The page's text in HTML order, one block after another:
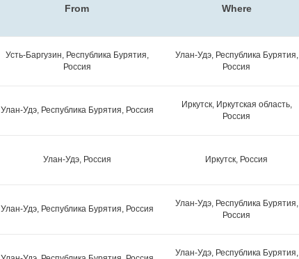
From Where
Усть-Баргузин, Республика Бурятия,
Россия
Улан-Удэ, Республика Бурятия,
Россия
Улан-Удэ, Республика Бурятия, Россия
Иркутск, Иркутская область,
Россия
Улан-Удэ, Россия Иркутск, Россия
Улан-Удэ, Республика Бурятия, Россия
Улан-Удэ, Республика Бурятия,
Россия
Улан-Удэ, Республика Бурятия,